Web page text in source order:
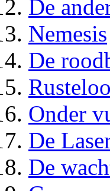
De
Nemesis
De
Onder
De
De